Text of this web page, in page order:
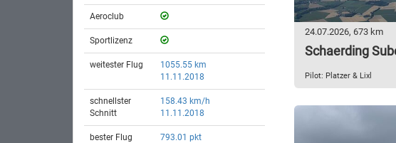
Aeroclub
Sportlizenz
weitester Flug
1055.55 km
11.11.2018
schnellster
Schnitt
158.43 km/h
11.11.2018
bester Flug
793.01 pkt
24.07.2026, 673 km
Schaerding
Pilot: Platzer & Lixl